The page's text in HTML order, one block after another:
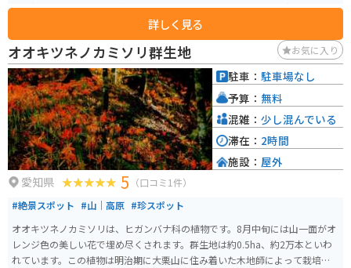
れた新鮮な野菜、山菜などが販売されています。中でも、遠山地方で古くか
ら栽培されている「遠山ジンギスカン」は、他では味わえない独特の風味を
持つ羊肉として人気です。食堂では、この遠山ジンギスカンを使ったジンギ
スカン定食や、地元産の食材を使った料理を味わうことができます。バイク
で訪れた際には、駐車場から続く遊歩道を散策するのがおすすめです。天竜
川沿いを歩くことができ、自然豊かな風景を満喫できます。 また、道の駅 遠
山郷は、南アルプスエコーラインの起点にもなっています。この道は、南ア
ルプスの絶景を眺めながら走ることができる、ツーリングに最適なルートで
す。
詳しく見る
オオキツネノカミソリ群生地 お気に入り
愛知県 5 （口コミ1件）
#絶景スポット #山｜高原 #珍スポット
オオキツネノカミソリは、ヒガンバナ科の植物です。8月中旬には山一面がオ
レンジ色の美しい花で埋め尽くされます。群生地は約0.5ha、約2万本といわ
れています。この植物は明治期に大栗山に住み着いた木地師によって栽培さ
駐車： 駐車場なし
予算： 無料
混雑： 少し混んでいる
滞在： 2時間
施設： 屋外